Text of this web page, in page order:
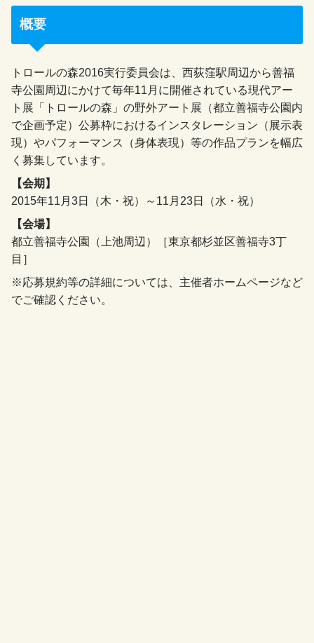
概要
トロールの森2016実行委員会は、西荻窪駅周辺から善福
寺公園周辺にかけて毎年11月に開催されている現代アー
ト展「トロールの森」の野外アート展（都立善福寺公園内
で企画予定）公募枠におけるインスタレーション（展示表
現）やパフォーマンス（身体表現）等の作品プランを幅広
く募集しています。
【会期】
2015年11月3日（木・祝）～11月23日（水・祝）
【会場】
都立善福寺公園（上池周辺）［東京都杉並区善福寺3丁
目］
※応募規約等の詳細については、主催者ホームページなど
でご確認ください。